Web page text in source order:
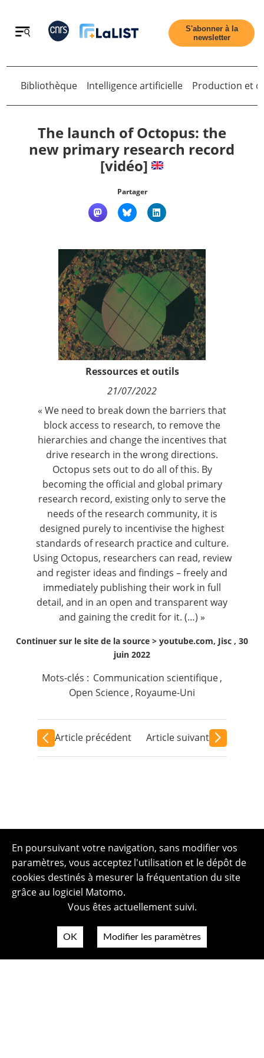
Retour
Nous suivre
S'abonner à la
newsletter
Retour
Bibliothèque Intelligence artificielle Production et
The launch of Octopus: the
new primary research record
[vidéo]
Partager
Ressources et outils
21/07/2022
« We need to break down the barriers that
block access to research, to remove the
hierarchies and change the incentives that
drive research in the wrong directions.
Octopus sets out to do all of this. By
becoming the official and global primary
research record, existing only to serve the
needs of the research community, it is
designed purely to incentivise the highest
standards of research practice and culture.
Using Octopus, researchers can read, review
and register ideas and findings – freely and
immediately publishing their work in full
detail, and in an open and transparent way
and gaining the credit for it. (…) »
Continuer sur le site de la source > youtube.com, Jisc , 30
juin 2022
Mots-clés : Communication scientifique,
Open Science, Royaume-Uni
Article précédent Article suivant
En poursuivant votre navigation, sans modifier vos
paramètres, vous acceptez l'utilisation et le dépôt de
cookies destinés à mesurer la fréquentation du site
grâce au logiciel Matomo.
Vous êtes actuellement suivi.
OK Modifier les paramètres